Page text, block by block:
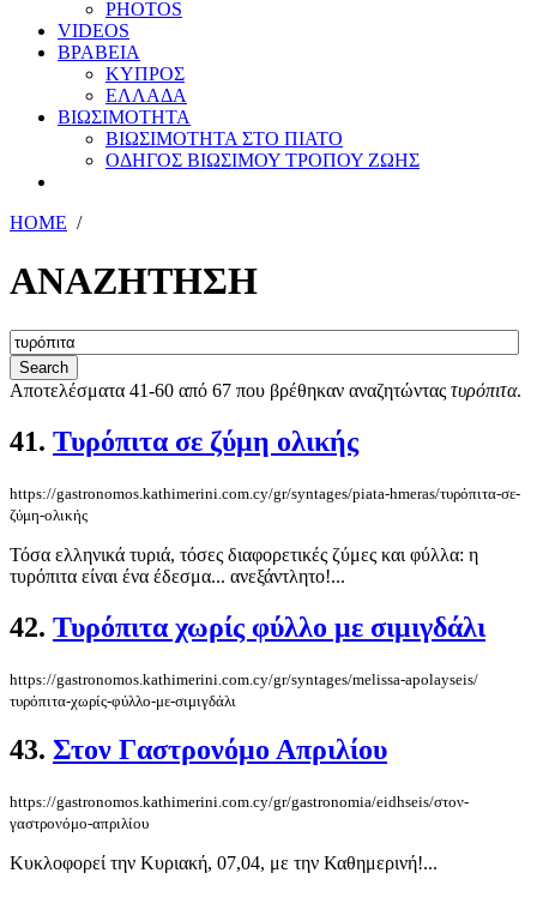
PHOTOS
VIDEOS
ΒΡΑΒΕΙΑ
ΚΥΠΡΟΣ
ΕΛΛΑΔΑ
ΒΙΩΣΙΜΟΤΗΤΑ
ΒΙΩΣΙΜΟΤΗΤΑ ΣΤΟ ΠΙΑΤΟ
ΟΔΗΓΟΣ ΒΙΩΣΙΜΟΥ ΤΡΟΠΟΥ ΖΩΗΣ
HOME /
ΑΝΑΖΗΤΗΣΗ
Αποτελέσματα 41-60 από 67 που βρέθηκαν αναζητώντας τυρόπιτα.
41. Τυρόπιτα σε ζύμη ολικής
https://gastronomos.kathimerini.com.cy/gr/syntages/piata-hmeras/τυρόπιτα-σε-
ζύμη-ολικής
Τόσα ελληνικά τυριά, τόσες διαφορετικές ζύμες και φύλλα: η
τυρόπιτα είναι ένα έδεσμα... ανεξάντλητο!...
42. Τυρόπιτα χωρίς φύλλο με σιμιγδάλι
https://gastronomos.kathimerini.com.cy/gr/syntages/melissa-apolayseis/
τυρόπιτα-χωρίς-φύλλο-με-σιμιγδάλι
43. Στον Γαστρονόμο Απριλίου
https://gastronomos.kathimerini.com.cy/gr/gastronomia/eidhseis/στον-
γαστρονόμο-απριλίου
Κυκλοφορεί την Κυριακή, 07,04, με την Καθημερινή!...